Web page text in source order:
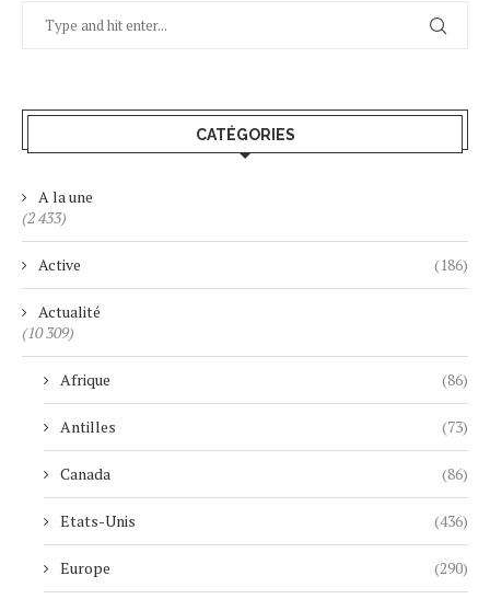
CATÉGORIES
A la une
(2 433)
Active (186)
Actualité
(10 309)
Afrique (86)
Antilles (73)
Canada (86)
Etats-Unis (436)
Europe (290)